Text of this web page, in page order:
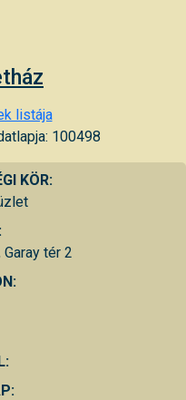
listája
100498
KÖR:
tér 2